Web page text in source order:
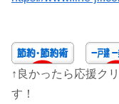
↑良かったら応援ク
す！